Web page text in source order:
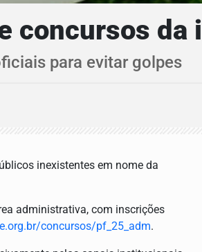
concursos da
para evitar golpes
inexistentes em nome da
administrativa, com inscrições
concursos/pf_25_adm.